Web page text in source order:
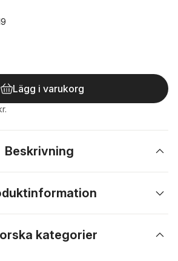
antal röster:
Lägg i varukorg
Beskrivning
kategorier